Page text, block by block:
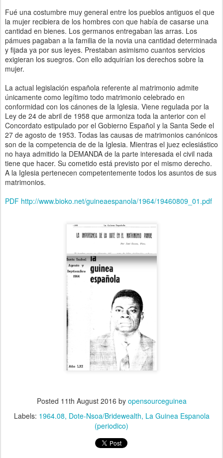
Fué una costumbre muy general entre los pueblos antiguos el que
la mujer recibiera de los hombres con que había de casarse una
cantidad en bienes. Los germanos entregaban las arras. Los
pámues pagaban a la familia de la novia una cantidad determinada
y fijada ya por sus leyes. Prestaban asimismo cuantos servicios
exigieran los suegros. Con ello adquirían los derechos sobre la
mujer.
La actual legislación española referente al matrimonio admite
únicamente como legítimo todo matrimonio celebrado en
conformidad con los cánones de la Iglesia. Viene regulada por la
Ley de 24 de abril de 1958 que armoniza toda la anterior con el
Concordato estipulado por el Gobierno Español y la Santa Sede el
27 de agosto de 1953. Todas las causas de matrimonios canónicos
son de la competencia de de la Iglesia. Mientras el juez eclesiástico
no haya admitido la DEMANDA de la parte interesada el civil nada
tiene que hacer. Su cometido está previsto por el mismo derecho.
A la Iglesia pertenecen competentemente todos los asuntos de sus
matrimonios.
PDF http://www.bioko.net/guineaespanola/1964/19460809_01.pdf
Posted 11th August 2016 by opensourceguinea
Labels: 1964.08 Dote-Nsoa/Bridewealth La Guinea Espanola
(periodico)